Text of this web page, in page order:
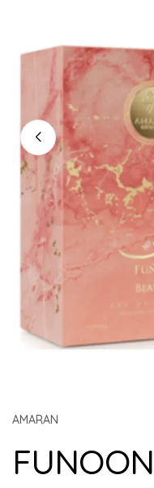
AMARAN
FUNOON